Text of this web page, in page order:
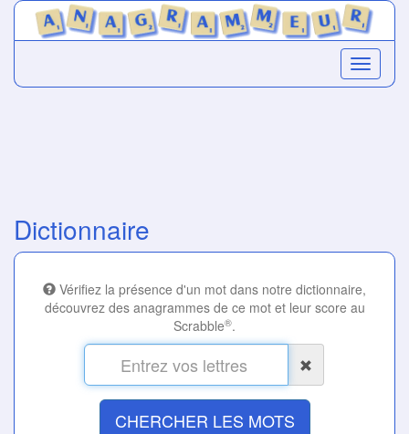
Dictionnaire
Vérifiez la présence d'un mot dans notre dictionnaire,
découvrez des anagrammes de ce mot et leur score au
Scrabble®.
CHERCHER LES MOTS